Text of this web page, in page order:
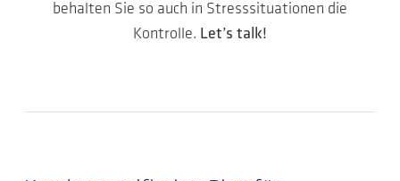
behalten Sie so auch in Stresssituationen die
Kontrolle. Let’s talk!